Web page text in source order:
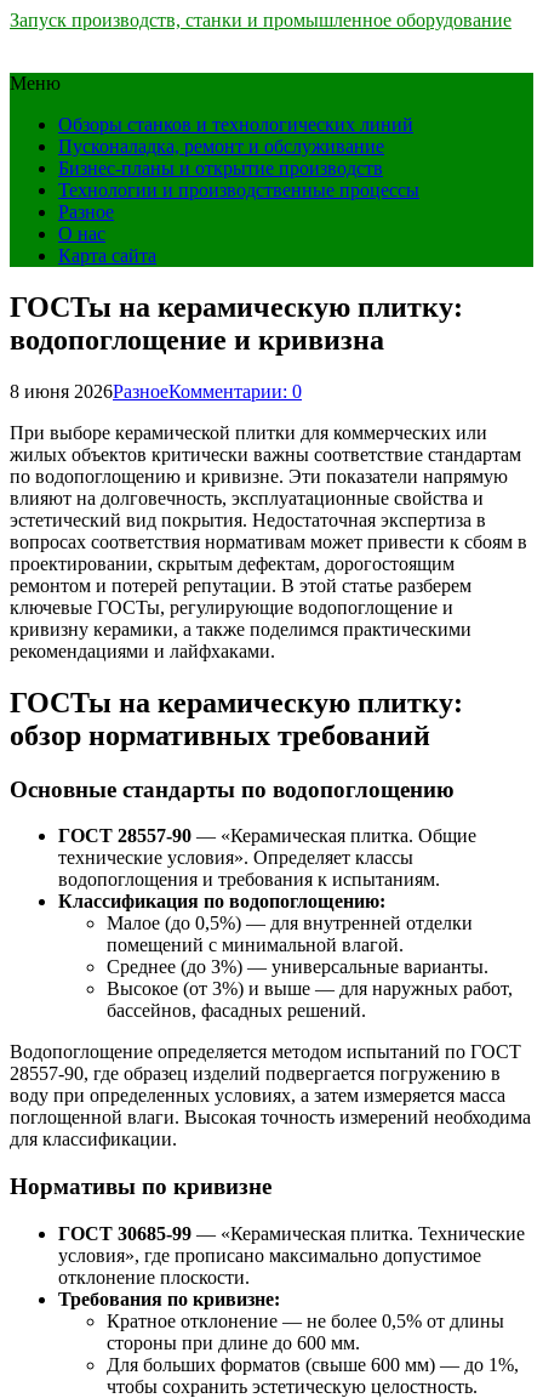
Запуск производств, станки и промышленное оборудование
Меню
Обзоры станков и технологических линий
Пусконаладка, ремонт и обслуживание
Бизнес-планы и открытие производств
Технологии и производственные процессы
Разное
О нас
Карта сайта
ГОСТы на керамическую плитку:
водопоглощение и кривизна
8 июня 2026РазноеКомментарии: 0
При выборе керамической плитки для коммерческих или
жилых объектов критически важны соответствие стандартам
по водопоглощению и кривизне. Эти показатели напрямую
влияют на долговечность, эксплуатационные свойства и
эстетический вид покрытия. Недостаточная экспертиза в
вопросах соответствия нормативам может привести к сбоям в
проектировании, скрытым дефектам, дорогостоящим
ремонтом и потерей репутации. В этой статье разберем
ключевые ГОСТы, регулирующие водопоглощение и
кривизну керамики, а также поделимся практическими
рекомендациями и лайфхаками.
ГОСТы на керамическую плитку:
обзор нормативных требований
Основные стандарты по водопоглощению
ГОСТ 28557-90 — «Керамическая плитка. Общие
технические условия». Определяет классы
водопоглощения и требования к испытаниям.
Классификация по водопоглощению:
Малое (до 0,5%) — для внутренней отделки
помещений с минимальной влагой.
Среднее (до 3%) — универсальные варианты.
Высокое (от 3%) и выше — для наружных работ,
бассейнов, фасадных решений.
Водопоглощение определяется методом испытаний по ГОСТ
28557-90, где образец изделий подвергается погружению в
воду при определенных условиях, а затем измеряется масса
поглощенной влаги. Высокая точность измерений необходима
для классификации.
Нормативы по кривизне
ГОСТ 30685-99 — «Керамическая плитка. Технические
условия», где прописано максимально допустимое
отклонение плоскости.
Требования по кривизне:
Кратное отклонение — не более 0,5% от длины
стороны при длине до 600 мм.
Для больших форматов (свыше 600 мм) — до 1%,
чтобы сохранить эстетическую целостность.